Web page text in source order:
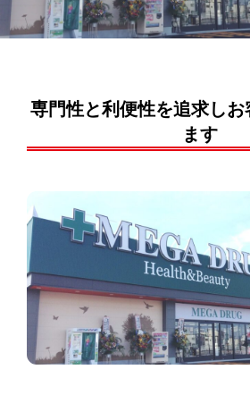
専門性と利便性を追求しお
ます